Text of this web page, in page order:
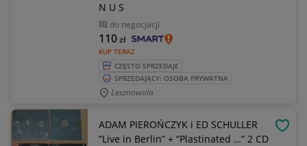
N U S
do negocjacji
KUP TERAZ
110zł
CZĘSTO SPRZEDAJE
SPRZEDAJĄCY: OSOBA PRYWATNA
Lesznowola
ADAM PIEROŃCZYK i ED SCHULLER
”Live in Berlin” + “Plastinated …” 2 CD